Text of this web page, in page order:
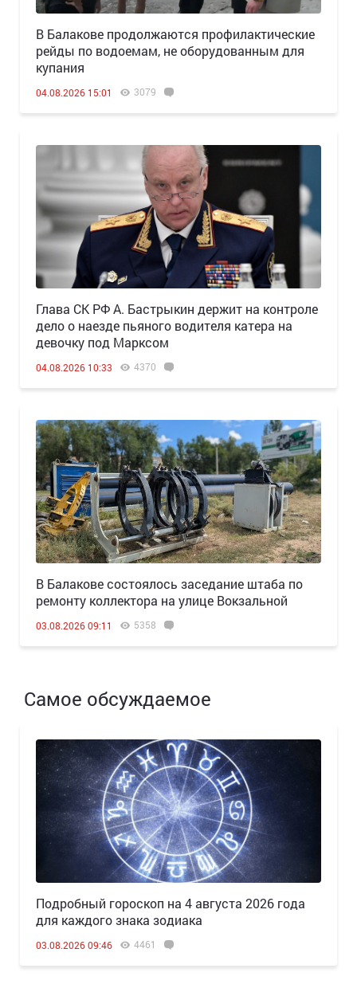
В Балакове продолжаются профилактические
рейды по водоемам, не оборудованным для
купания
04.08.2026 15:01 3079
Глава СК РФ А. Бастрыкин держит на контроле
дело о наезде пьяного водителя катера на
девочку под Марксом
04.08.2026 10:33 4370
В Балакове состоялось заседание штаба по
ремонту коллектора на улице Вокзальной
03.08.2026 09:11 5358
Самое обсуждаемое
Подробный гороскоп на 4 августа 2026 года
для каждого знака зодиака
03.08.2026 09:46 4461